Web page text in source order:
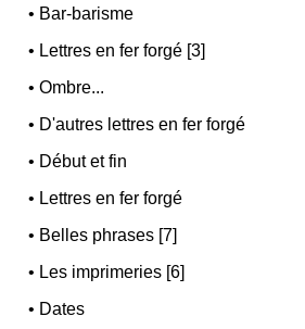
• Bar-barisme
• Lettres en fer forgé [3]
•Ombre...
• D'autres lettres en fer forgé
• Début et fin
• Lettres en fer forgé
• Belles phrases [7]
• Les imprimeries [6]
• Dates